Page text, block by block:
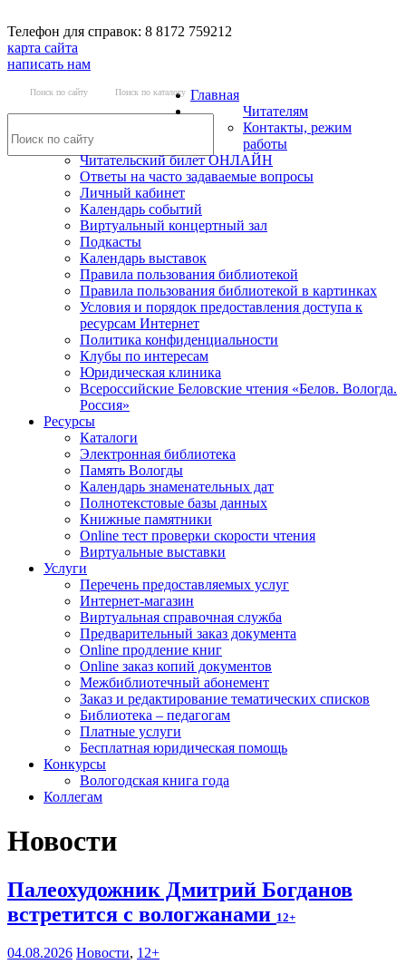
Телефон для справок: 8 8172 759212
карта сайта
написать нам
Поиск по сайту Поиск по каталогу Главная
Читателям
Контакты, режим
работы
Читательский билет ОНЛАЙН
Ответы на часто задаваемые вопросы
Личный кабинет
Календарь событий
Виртуальный концертный зал
Подкасты
Календарь выставок
Правила пользования библиотекой
Правила пользования библиотекой в картинках
Условия и порядок предоставления доступа к
ресурсам Интернет
Политика конфиденциальности
Клубы по интересам
Юридическая клиника
Всероссийские Беловские чтения «Белов. Вологда.
Россия»
Ресурсы
Каталоги
Электронная библиотека
Память Вологды
Календарь знаменательных дат
Полнотекстовые базы данных
Книжные памятники
Online тест проверки скорости чтения
Виртуальные выставки
Услуги
Перечень предоставляемых услуг
Интернет-магазин
Виртуальная справочная служба
Предварительный заказ документа
Online продление книг
Online заказ копий документов
Межбиблиотечный абонемент
Заказ и редактирование тематических списков
Библиотека – педагогам
Платные услуги
Бесплатная юридическая помощь
Конкурсы
Вологодская книга года
Коллегам
Новости
Палеохудожник Дмитрий Богданов
встретится с вологжанами 12+
04.08.2026 Новости, 12+